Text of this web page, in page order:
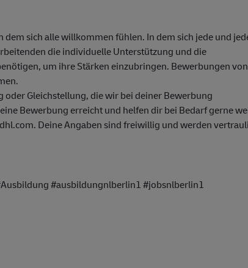
sich alle willkommen fühlen. In dem sich jede und
die individuelle Unterstützung und die
um ihre Stärken einzubringen. Bewerbungen von
Gleichstellung, die wir bei deiner Bewerbung
Bewerbung erreicht und helfen dir bei Bedarf gerne
Deine Angaben sind freiwillig und werden
#ausbildungnlberlin1 #jobsnlberlin1